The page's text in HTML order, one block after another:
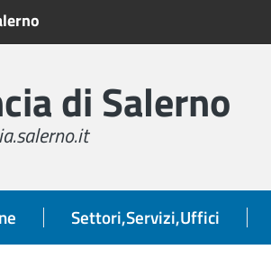
di Salerno
Settori,Servizi,Uffici